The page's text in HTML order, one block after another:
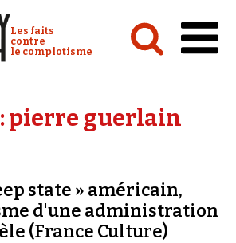
Conspiracy Watch :
Les faits
contre
le complotisme
pierre guerlain
state » américain,
d'une administration
(France Culture)